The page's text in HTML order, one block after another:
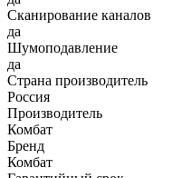
Сканирование каналов
да
Шумоподавление
да
Страна производитель
Россия
Производитель
Комбат
Бренд
Комбат